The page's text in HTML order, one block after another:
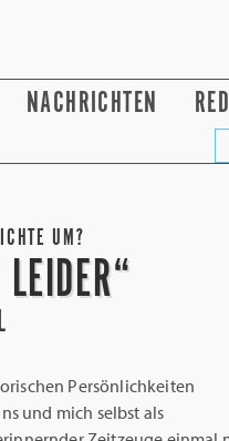
NACHRICHTEN
UM?
Persönlichkeiten
und mich selbst als